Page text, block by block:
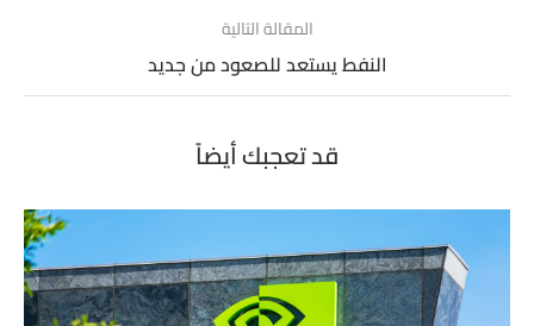
المقالة التالية
النفط يستعد للصعود من جديد
قد تعجبك أيضاً